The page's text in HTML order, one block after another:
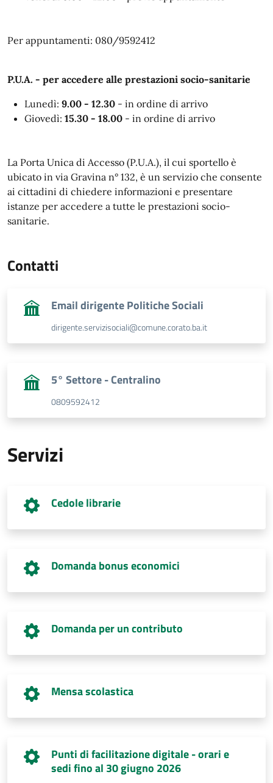
Per appuntamenti: 080/9592412
P.U.A. - per accedere alle prestazioni socio-sanitarie
Lunedì: 9.00 - 12.30 - in ordine di arrivo
Giovedì: 15.30 - 18.00 - in ordine di arrivo
La Porta Unica di Accesso (P.U.A.), il cui sportello è
ubicato in via Gravina n° 132, è un servizio che consente
ai cittadini di chiedere informazioni e presentare
istanze per accedere a tutte le prestazioni socio-
sanitarie.
Contatti
Email dirigente Politiche Sociali
dirigente.servizisociali@comune.corato.ba.it
5° Settore - Centralino
0809592412
Servizi
Cedole librarie
Domanda bonus economici
Domanda per un contributo
Mensa scolastica
Punti di facilitazione digitale - orari e
sedi fino al 30 giugno 2026